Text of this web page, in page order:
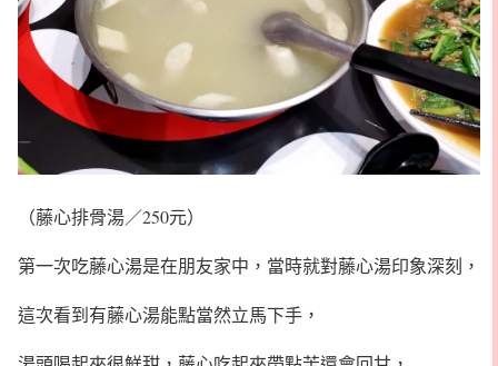
（藤心排骨湯／250元）
第一次吃藤心湯是在朋友家中，當時就對藤心湯印象深刻，
這次看到有藤心湯能點當然立馬下手，